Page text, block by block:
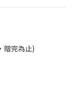
贈完為止)